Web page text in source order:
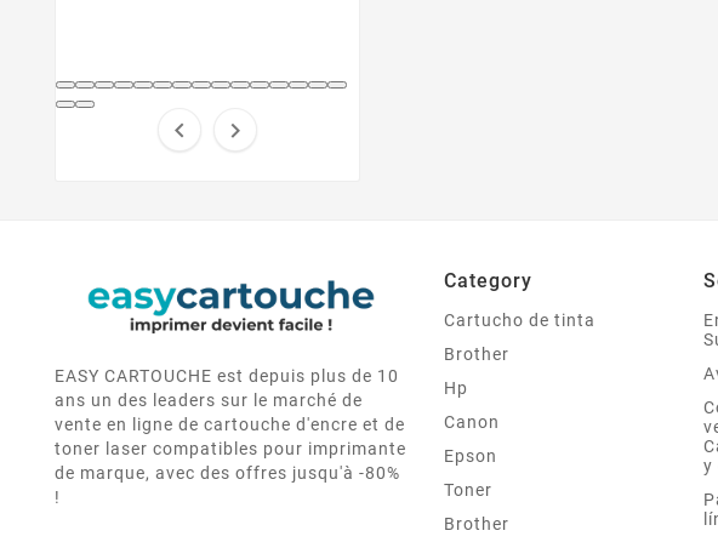
 
EASY CARTOUCHE est depuis plus de 10
ans un des leaders sur le marché de
vente en ligne de cartouche d'encre et de
toner laser compatibles pour imprimante
de marque, avec des offres jusqu'à -80%
!
Category
Cartucho de tinta
Brother
Hp
Canon
Epson
Toner
Brother
y